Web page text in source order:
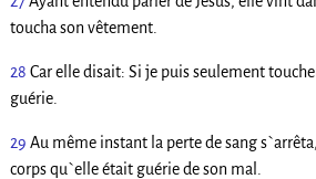
toucha son vêtement.
28 Car elle disait: Si je puis seulement
guérie.
29 Au même instant la perte de sang
corps qu`elle était guérie de son mal.